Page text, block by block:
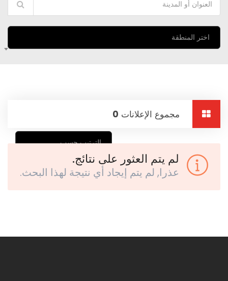
اختر المنطقة
مجموع الإعلانات 0
الترتيب حسب
لم يتم العثور على نتائج.
عذرا, لم يتم إيجاد أي نتيجة لهذا البحث.